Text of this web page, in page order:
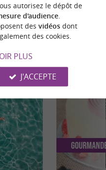
POUR VOUS
autorisez le dépôt de
d'audience.
des vidéosdont
des cookies.
PLUS
J'ACCEPTE